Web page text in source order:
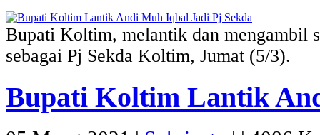
Bupati Koltim, melantik dan mengambil
sebagai Pj Sekda Koltim, Jumat (5/3).
Bupati Koltim Lantik